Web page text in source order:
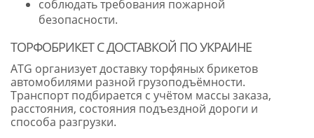
соблюдать требования пожарной
безопасности.
ТОРФОБРИКЕТ С ДОСТАВКОЙ ПО УКРАИНЕ
ATG организует доставку торфяных брикетов
автомобилями разной грузоподъёмности.
Транспорт подбирается с учётом массы заказа,
расстояния, состояния подъездной дороги и
способа разгрузки.